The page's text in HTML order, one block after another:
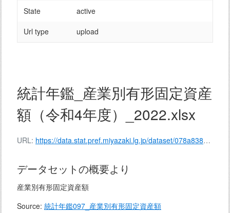
統計年鑑_産業別有形固定資産
額（令和4年度）_2022.xlsx
URL: https://data.stat.pref.miyazaki.lg.jp/dataset/078a8381-3967-4166-91e9-bddb8ed85271/resource/fda26bb3-587f-4b7d-8f17-f3ae2f901f39/download/139-097.xlsx
データセットの概要より
産業別有形固定資産額
Source: 統計年鑑097_産業別有形固定資産額
State
active
Url type
upload